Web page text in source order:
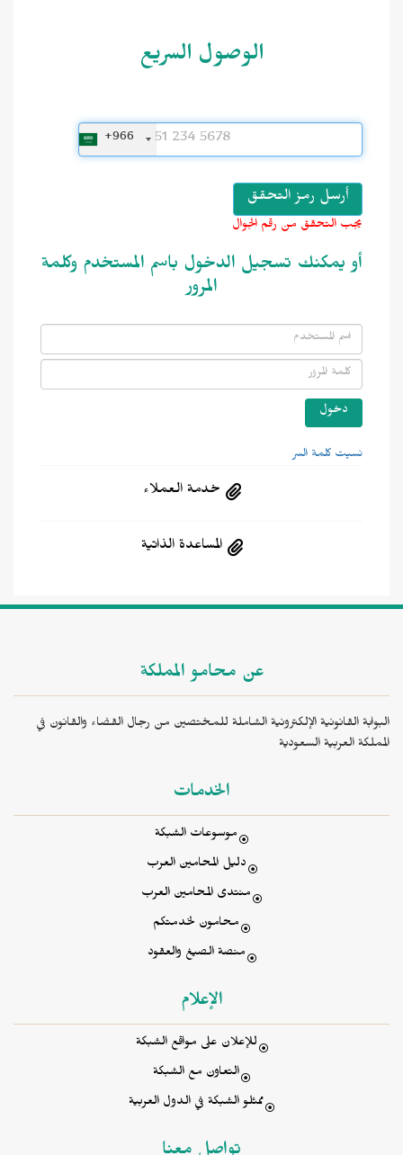
الوصول السريع
+966
يجب التحقق من رقم الجوال
أو يمكنك تسجيل الدخول باسم المستخدم وكلمة
المرور
نسيت كلمة السر
خدمة العملاء
المساعدة الذاتية
عن محامو المملكة
البوابة القانونية الإلكترونية الشاملة للمختصين من رجال القضاء والقانون في
المملكة العربية السعودية
الخدمات
موسوعات الشبكة
دليل المحامين العرب
منتدى المحامين العرب
محامون لخدمتكم
منصة الصيغ والعقود
الإعلام
للإعلان على مواقع الشبكة
التعاون مع الشبكة
ممثلو الشبكة في الدول العربية